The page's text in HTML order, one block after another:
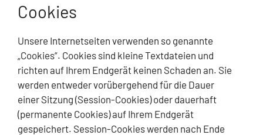
Cookies
Unsere Internetseiten verwenden so genannte
„Cookies“. Cookies sind kleine Textdateien und
richten auf Ihrem Endgerät keinen Schaden an. Sie
werden entweder vorübergehend für die Dauer
einer Sitzung (Session-Cookies) oder dauerhaft
(permanente Cookies) auf Ihrem Endgerät
gespeichert. Session-Cookies werden nach Ende